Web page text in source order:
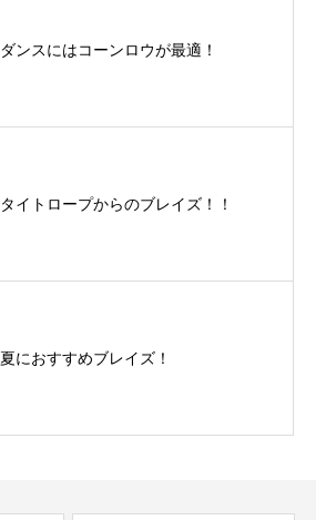
ダンスにはコーンロウが最適！
タイトロープからのブレイズ！！
夏におすすめブレイズ！